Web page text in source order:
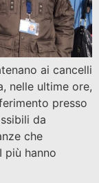
ai cancelli
nelle ultime ore,
presso
da
che
più hanno